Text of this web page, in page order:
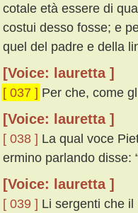
cotale età essere di
costui desso fosse; e
quel del padre e della
[Voice: lauretta ]
[ 037 ] Per che, come
[Voice: lauretta ]
[ 038 ] La qual voce
ermino parlando disse:
[Voice: lauretta ]
[ 039 ] Li sergenti che